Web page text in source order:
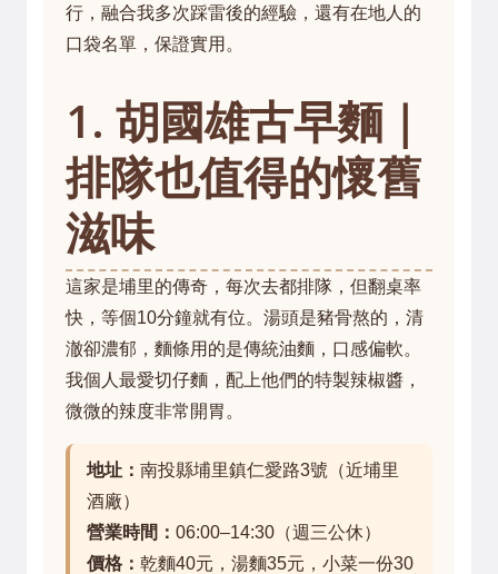
行，融合我多次踩雷後的經驗，還有在地人的
口袋名單，保證實用。
1. 胡國雄古早麵｜
排隊也值得的懷舊
滋味
這家是埔里的傳奇，每次去都排隊，但翻桌率
快，等個10分鐘就有位。湯頭是豬骨熬的，清
澈卻濃郁，麵條用的是傳統油麵，口感偏軟。
我個人最愛切仔麵，配上他們的特製辣椒醬，
微微的辣度非常開胃。
地址： 南投縣埔里鎮仁愛路3號（近埔里
酒廠）
營業時間： 06:00–14:30（週三公休）
價格： 乾麵40元，湯麵35元，小菜一份30